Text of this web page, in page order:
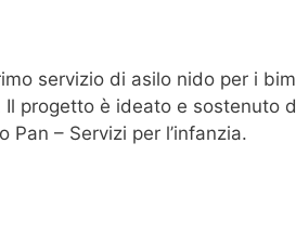
servizio di asilo nido per i
progetto è ideato e sostenuto
– Servizi per l’infanzia.